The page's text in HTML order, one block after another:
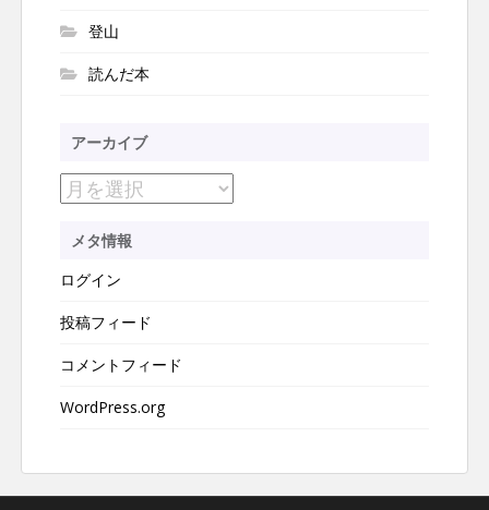
登山
読んだ本
アーカイブ
ア
カ
イ
ブ
メタ情報
ログイン
投稿フィード
コメントフィード
WordPress.org